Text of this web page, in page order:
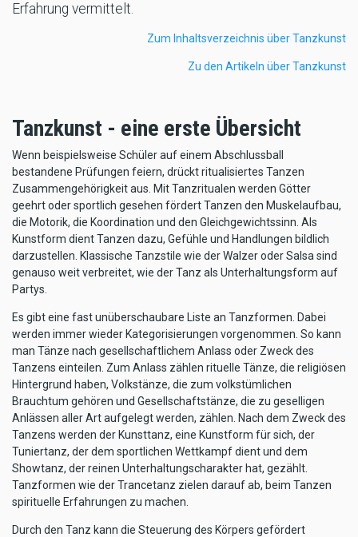
Erfahrung vermittelt.
Zum Inhaltsverzeichnis über Tanzkunst
Zu den Artikeln über Tanzkunst
Tanzkunst - eine erste Übersicht
Wenn beispielsweise Schüler auf einem Abschlussball
bestandene Prüfungen feiern, drückt ritualisiertes Tanzen
Zusammengehörigkeit aus. Mit Tanzritualen werden Götter
geehrt oder sportlich gesehen fördert Tanzen den Muskelaufbau,
die Motorik, die Koordination und den Gleichgewichtssinn. Als
Kunstform dient Tanzen dazu, Gefühle und Handlungen bildlich
darzustellen. Klassische Tanzstile wie der Walzer oder Salsa sind
genauso weit verbreitet, wie der Tanz als Unterhaltungsform auf
Partys.
Es gibt eine fast unüberschaubare Liste an Tanzformen. Dabei
werden immer wieder Kategorisierungen vorgenommen. So kann
man Tänze nach gesellschaftlichem Anlass oder Zweck des
Tanzens einteilen. Zum Anlass zählen rituelle Tänze, die religiösen
Hintergrund haben, Volkstänze, die zum volkstümlichen
Brauchtum gehören und Gesellschaftstänze, die zu geselligen
Anlässen aller Art aufgelegt werden, zählen. Nach dem Zweck des
Tanzens werden der Kunsttanz, eine Kunstform für sich, der
Tuniertanz, der dem sportlichen Wettkampf dient und dem
Showtanz, der reinen Unterhaltungscharakter hat, gezählt.
Tanzformen wie der Trancetanz zielen darauf ab, beim Tanzen
spirituelle Erfahrungen zu machen.
Durch den Tanz kann die Steuerung des Körpers gefördert